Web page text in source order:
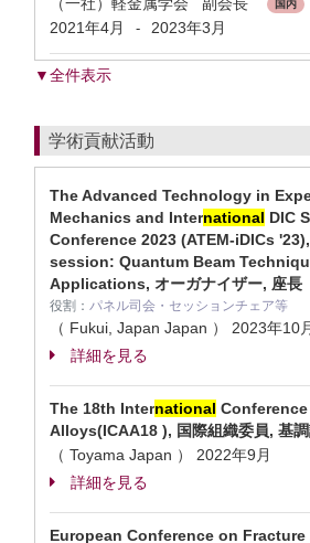
国内
2021年4月 - 2023年3月
▼全件表示
学術貢献活動
The Advanced Technology in
Mechanics and International DIC
Conference 2023 (ATEM-iDICs
session: Quantum Beam
Applications, オーガナイザー, 座長
役割： パネル司会・セッションチェア等
（ Fukui, Japan Japan ） 2023年10
詳細を見る
The 18th International
Alloys(ICAA18 ), 国際組織委員, 基
（ Toyama Japan ） 2022年9月
詳細を見る
European Conference on Fracture